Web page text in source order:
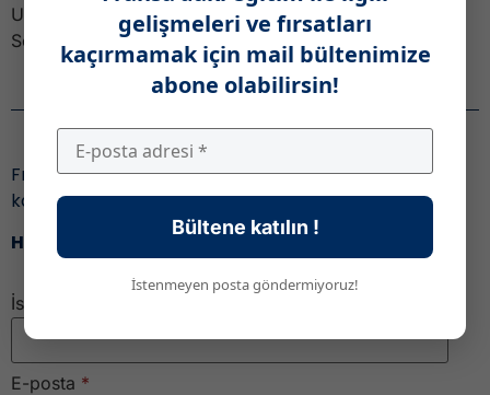
Université de Limoges 1201-1400 / 401-500 Université
Sorbonne 63 76 41 Université Panthéon-Assas […]
Fransa’daki eğitim ile ilgili gelişmeleri ve fırsatları
kaçırmamak için,
Haber bültenimize katıl!
İsim
E-posta *
gelişmeleri ve fırsatları
kaçırmamak için mail bültenimize
abone olabilirsin!
Bültene katılın !
İstenmeyen posta göndermiyoruz!